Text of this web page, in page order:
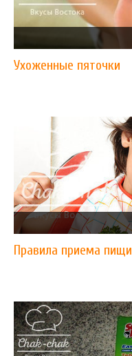
Ухоженные пяточки
Правила приема пищи